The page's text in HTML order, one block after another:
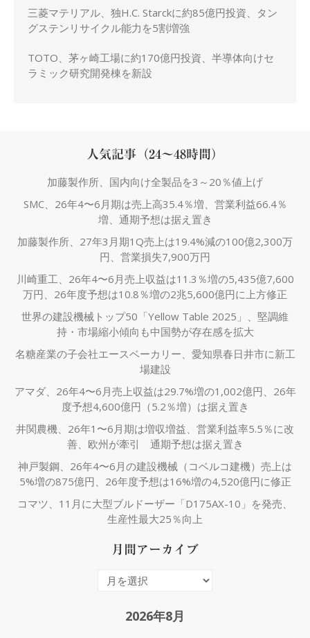
三菱マテリアル、独H.C. Starckに約85億円投資、タン
グステンリサイクル能力を5割増強
TOTO、茅ヶ崎工場に約170億円投資、半導体向けセ
ラミック研究開発棟を新設
人気記事（24～48時間）
加藤製作所、国内向け全製品を3～20％値上げ
SMC、26年4〜6月期は売上高35.4％増、営業利益66.4％
増、通期予想は据え置き
加藤製作所、27年3月期1Q売上は19.4%減の100億2,300万
円、営業損失7,900万円
川崎重工、26年4〜6月売上収益は11.3％増の5,435億7,600
万円、26年度予想は10.8％増の2兆5,600億円に上方修正
世界の建設機械トップ50「Yellow Table 2025」、堅調維
持・市場縮小傾向も中国勢が存在感を拡大
名糖産業の子会社エースベーカリー、愛知県春日井市に新工
場建設
アマダ、26年4〜6月売上収益は29.7%増の1,002億円、26年
度予想4,600億円（5.2％増）は据え置き
井関農機、26年1〜6月期は増収増益、営業利益率5.5％に改
善、欧州が牽引 通期予想は据え置き
神戸製鋼、26年4〜6月の建設機械（コベルコ建機）売上は
5%増の875億円、26年度予想は16%増の4,520億円に修正
コマツ、11月に大型ブルドーザー「D175AX-10」を発売、
生産性最大25％向上
月間アーカイブ
2026年8月